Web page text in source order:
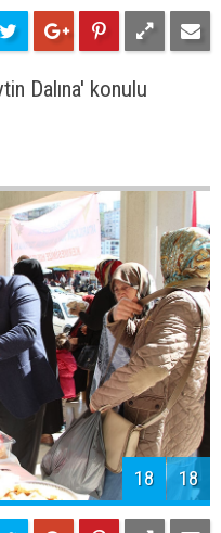
Dalına' konulu
18 18